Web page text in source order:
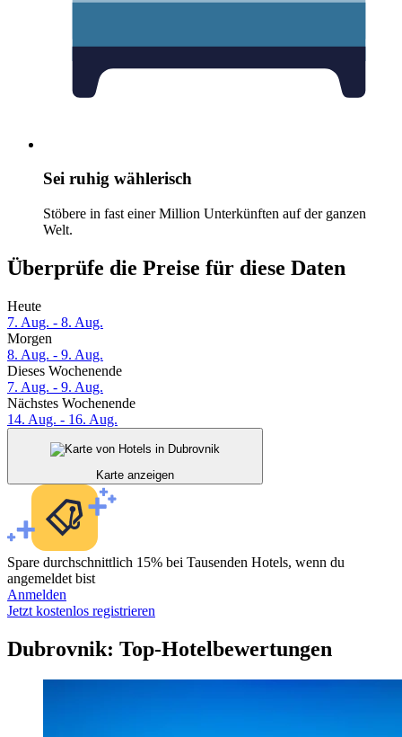
Sei ruhig wählerisch
Stöbere in fast einer Million Unterkünften auf der ganzen
Welt.
Überprüfe die Preise für diese Daten
Heute
7. Aug. - 8. Aug.
Morgen
8. Aug. - 9. Aug.
Dieses Wochenende
7. Aug. - 9. Aug.
Nächstes Wochenende
14. Aug. - 16. Aug.
Karte anzeigen
Spare durchschnittlich 15% bei Tausenden Hotels, wenn du
angemeldet bist
Anmelden
Jetzt kostenlos registrieren
Dubrovnik: Top-Hotelbewertungen